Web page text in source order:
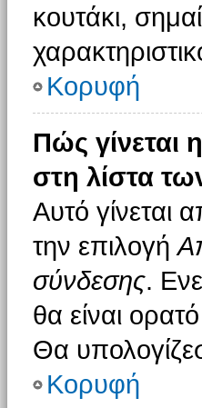
κουτάκι,
Κορυφή
Πώς
στη λίστα
Αυτό γίνεται
την επιλογή
σύνδεσης.
θα είναι
Θα
Κορυφή